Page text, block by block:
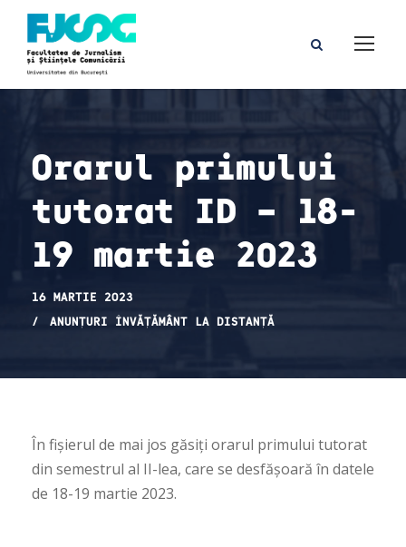
Orarul primului
tutorat ID – 18-
19 martie 2023
16 MARTIE 2023
ANUNȚURI ÎNVĂȚĂMÂNT LA DISTANȚĂ
În fișierul de mai jos găsiți orarul primului tutorat
din semestrul al II-lea, care se desfășoară în datele
de 18-19 martie 2023.